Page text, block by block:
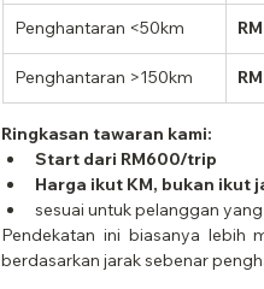
Penghantaran <50km
Penghantaran >150km
Ringkasan tawaran kami:
Start dari RM600/trip
Harga ikut KM, bukan ikut
sesuai untuk pelanggan
Pendekatan ini biasanya lebih
berdasarkan jarak sebenar